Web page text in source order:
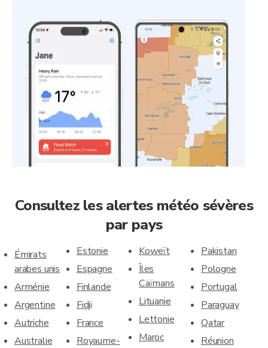
Consultez les alertes météo sévères
par pays
Émirats
arabes unis
Arménie
Argentine
Autriche
Australie
Estonie
Espagne
Finlande
Fidji
France
Royaume-
Koweït
Îles
Caïmans
Lituanie
Lettonie
Maroc
Pakistan
Pologne
Portugal
Paraguay
Qatar
Réunion